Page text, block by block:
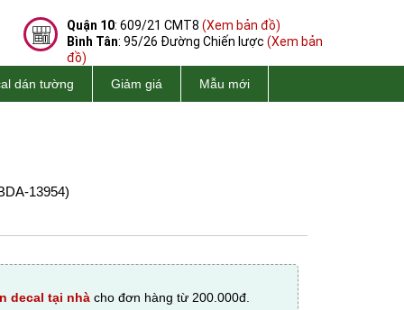
Quận 10: 609/21 CMT8 (Xem bản đồ)
Bình Tân: 95/26 Đường Chiến lược (Xem bản
đồ)
dán tường
Giảm giá Mẫu mới
13954)
decal tại nhà cho đơn hàng từ 200.000đ.